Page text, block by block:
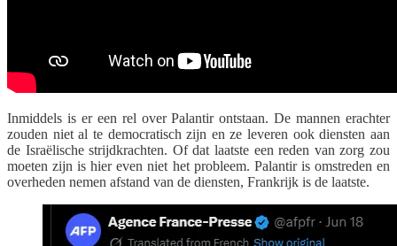
Inmiddels is er een rel over Palantir ontstaan. De mannen erachter
zouden niet al te democratisch zijn en ze leveren ook diensten aan
de Israëlische strijdkrachten. Of dat laatste een reden van zorg zou
moeten zijn is hier even niet het probleem. Palantir is omstreden en
overheden nemen afstand van de diensten, Frankrijk is de laatste.